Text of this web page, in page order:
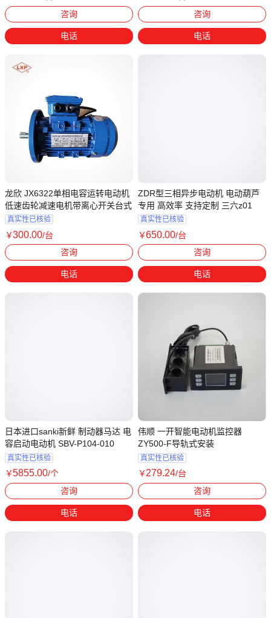
咨询
电话
龙欣 JX6322单相电容运转电动机
低速齿轮减速电机带离心开关台式
真实性已核验
￥300.00/台
江苏常州
咨询
电话
日本进口sanki新鲜 制动器马达 电
容启动电动机 SBV-P104-010
真实性已核验
￥5855.00/个
咨询
电话
咨询
电话
ZDR型三相异步电动机 电动葫芦
专用 高效率 支持定制 三六z01
真实性已核验
￥650.00/台
湖北武汉
咨询
电话
伟顺 一开智能电动机监控器
ZY500-F导轨式安装
真实性已核验
￥279.24/台
咨询
电话